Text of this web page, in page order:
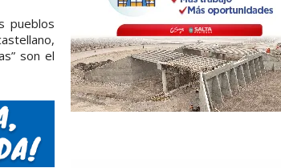
pueblos
son el